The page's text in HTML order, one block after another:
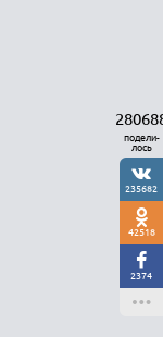
подели-
лось
235682
42518
2374